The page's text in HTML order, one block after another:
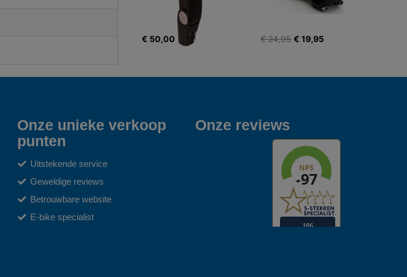
€ 50,00 € 24,95 € 19,95
Onze unieke verkoop
punten
Uitstekende service
Geweldige reviews
Betrouwbare website
E-bike specialist
Onze reviews